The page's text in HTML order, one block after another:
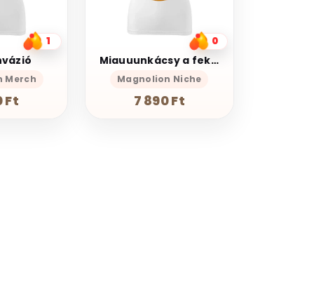
1
Merch
Ft
0
Miauuunkácsy a fekete
Magnolion Niche
7 890 Ft